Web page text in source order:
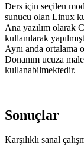
Ders için seçilen
sunucu olan Linux
Ana yazılım olarak
kullanılarak
Aynı anda ortalama
Donanım ucuza
kullanabilmektedir.
Sonuçlar
Karşılıklı sanal